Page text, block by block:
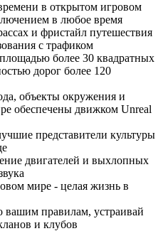
в открытом игровом
в любое время
и фристайл путешествия
с трафиком
более 30 квадратных
дорог более 120
объекты окружения и
обеспечены движком Unreal
представители культуры
двигателей и выхлопных
мире - целая жизнь в
вашим правилам, устраивай
и клубов